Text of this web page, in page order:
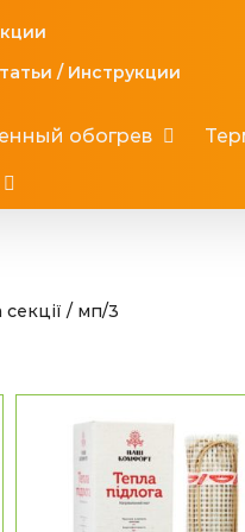
/ Инструкции
обогрев
/ мп/3